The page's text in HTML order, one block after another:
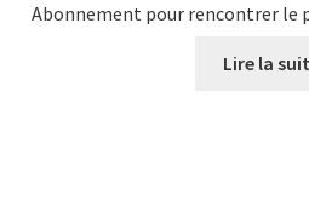
Abonnement pour rencontrer le
Lire la